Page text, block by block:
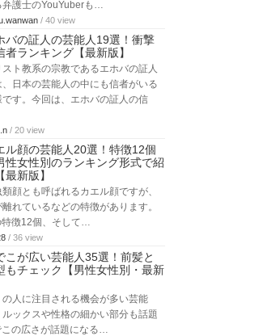
弁護士のYouYuberも…
/ 40 view
バの証人の芸能人19選！衝撃
者ランキング【最新版】
スト教系の宗教であるエホバの証人
、日本の芸能人の中にも信者がいる
です。今回は、エホバの証人の信
/ 20 view
ル顔の芸能人20選！特徴12個
性女性別のランキング形式で紹
最新版】
類顔とも呼ばれるカエル顔ですが、
離れているなどの特徴があります。
特徴12個、そして…
/ 36 view
こが広い芸能人35選！前髪と
もチェック【男性女性別・最新
の人に注目される機会が多い芸能
ルックスや性格の細かい部分も話題
の広さが話題になる…